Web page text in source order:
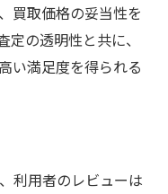
買取価格の妥当性を
の透明性と共に、
い満足度を得られる
利用者のレビューは